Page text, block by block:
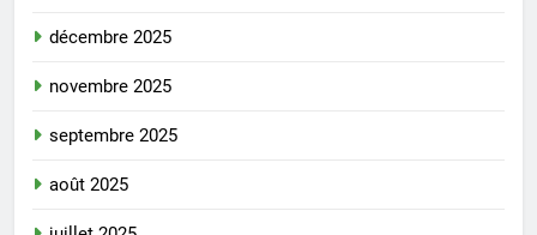
décembre 2025
novembre 2025
septembre 2025
août 2025